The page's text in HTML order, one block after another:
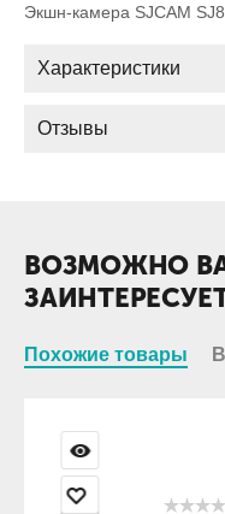
Экшн-камера SJCAM
Характеристики
Отзывы
ВОЗМОЖНО
Похожие товары